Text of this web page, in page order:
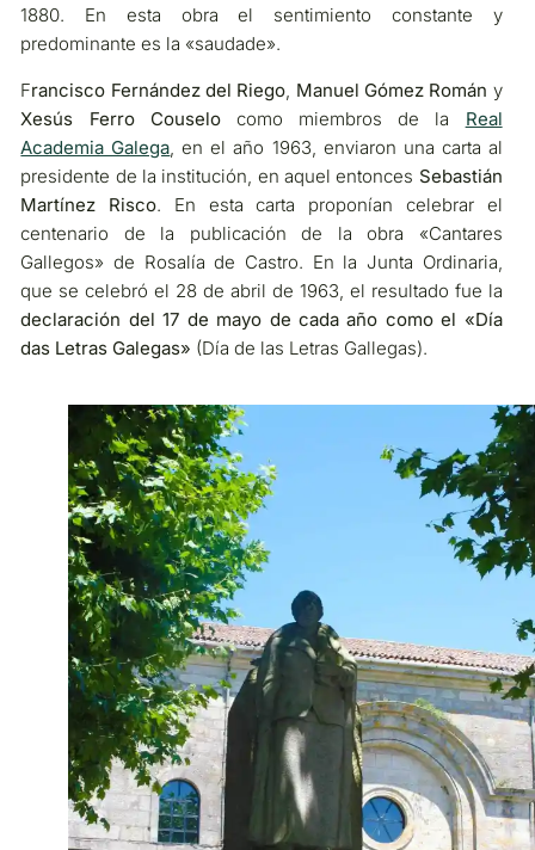
1880. En esta obra el sentimiento constante y
predominante es la «saudade».
Francisco Fernández del Riego Manuel Gómez Román y
Xesús Ferro Couselocomo miembros de la Real
Academia Galega , en el año 1963, enviaron una carta al
presidente de la institución, en aquel entonces Sebastián
Martínez Risco. En esta carta proponían celebrar el
centenario de la publicación de la obra «Cantares
Gallegos» de Rosalía de Castro. En la Junta Ordinaria,
que se celebró el 28 de abril de 1963, el resultado fue la
declaración del 17 de mayo de cada año como el «Día
das Letras Galegas» (Día de las Letras Gallegas).